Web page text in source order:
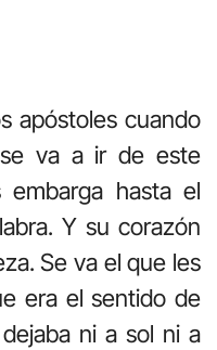
apóstoles cuando
va a ir de este
embarga hasta el
Y su corazón
Se va el que les
era el sentido de
ni a sol ni a